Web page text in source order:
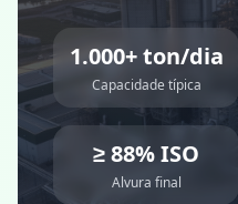
1.000+ ton/dia
Capacidade típica
≥ 88% ISO
Alvura final